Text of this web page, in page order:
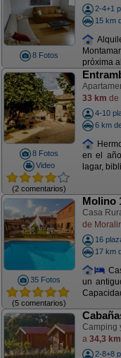
8 Fotos
2-4+1
15 km
próxima
8 Fotos
Video
(2 comentarios)
33 km de
4-10
6 km
en el
lagar,
35 Fotos
(5 comentarios)
Molino
Casa
de
16
17 km
un
Camping
a 34,3 km
2-8+8